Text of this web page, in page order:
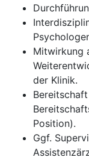
Mitwirkung
der Klinik.
Position).
Ggf.